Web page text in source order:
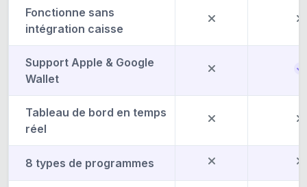
Fonctionne sans
intégration caisse
Support Apple & Google
Wallet
Tableau de bord en temps
réel
8 types de programmes